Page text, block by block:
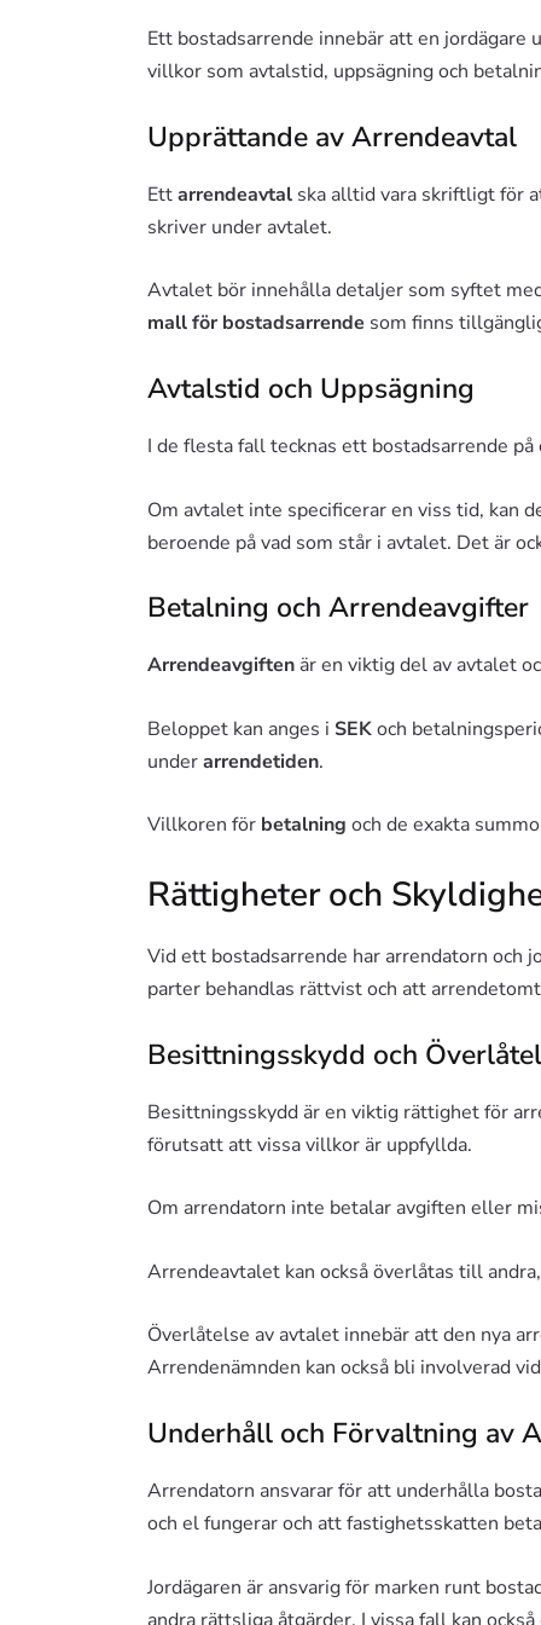
Ett bostadsarrende innebär att en
villkor som avtalstid, uppsägning och
Upprättande av Arrendeavtal
Ettarrendeavtal ska alltid vara skriftligt för
skriver under avtalet.
Avtalet bör innehålla detaljer som syftet
mall för bostadsarrende som finns
Avtalstid och Uppsägning
I de flesta fall tecknas ett bostadsarrende
Om avtalet inte specificerar en viss tid, kan
beroende på vad som står i avtalet. Det är
Betalning och Arrendeavgifter
Arrendeavgiften är en viktig del av avtalet
Beloppet kan anges i SEKoch
underarrendetiden.
Villkoren för betalning och de exakta
Rättigheter och
Vid ett bostadsarrende har arrendatorn och
parter behandlas rättvist och att
Besittningsskydd och
Besittningsskydd är en viktig rättighet för
förutsatt att vissa villkor är uppfyllda.
Om arrendatorn inte betalar avgiften eller
Arrendeavtalet kan också överlåtas till
Överlåtelse av avtalet innebär att den nya
Arrendenämnden kan också bli involverad
Underhåll och Förvaltning av
Arrendatorn ansvarar för att underhålla
och el fungerar och att fastighetsskatten
Jordägaren är ansvarig för marken runt
andra rättsliga åtgärder. I vissa fall kan